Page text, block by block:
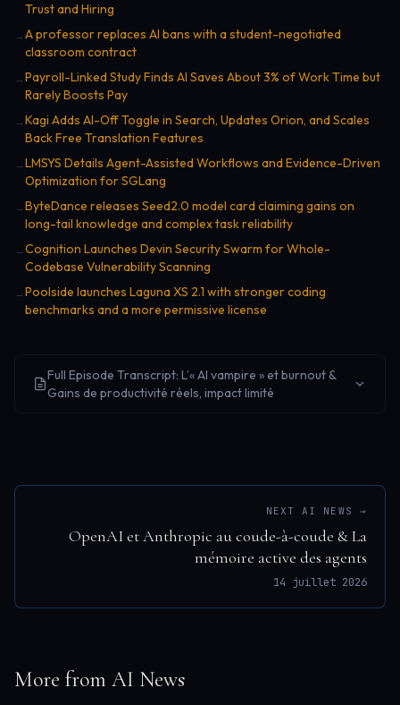
Trust and Hiring
→ A professor replaces AI bans with a student-negotiated
classroom contract
→ Payroll-Linked Study Finds AI Saves About 3% of Work Time but
Rarely Boosts Pay
→ Kagi Adds AI-Off Toggle in Search, Updates Orion, and Scales
Back Free Translation Features
→ LMSYS Details Agent-Assisted Workflows and Evidence-Driven
Optimization for SGLang
→ ByteDance releases Seed2.0 model card claiming gains on
long-tail knowledge and complex task reliability
→ Cognition Launches Devin Security Swarm for Whole-
Codebase Vulnerability Scanning
→ Poolside launches Laguna XS 2.1 with stronger coding
benchmarks and a more permissive license
Full Episode Transcript: L’« AI vampire » et burnout &
Gains de productivité réels, impact limité
NEXT AI NEWS →
OpenAI et Anthropic au coude-à-coude & La
mémoire active des agents
14 juillet 2026
More from AI News